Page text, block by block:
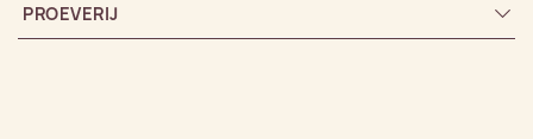
PROEVERIJ